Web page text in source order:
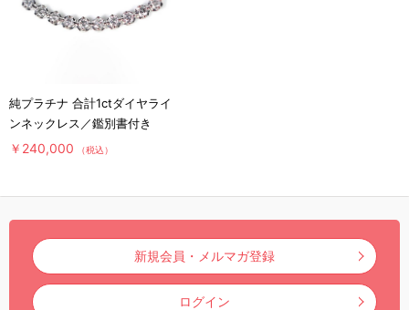
純プラチナ 合計1ctダイヤライ
ンネックレス／鑑別書付き
￥240,000 （税込）
新規会員・メルマガ登録
ログイン